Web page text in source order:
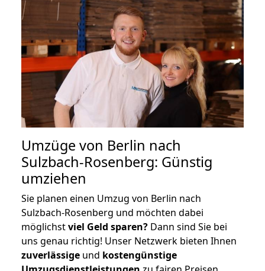
Umzüge von Berlin nach
Sulzbach-Rosenberg: Günstig
umziehen
Sie planen einen Umzug von Berlin nach
Sulzbach-Rosenberg und möchten dabei
möglichstviel Geld sparen? Dann sind Sie bei
uns genau richtig! Unser Netzwerk bieten Ihnen
zuverlässige und kostengünstige